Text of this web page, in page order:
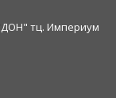
тц. Империум